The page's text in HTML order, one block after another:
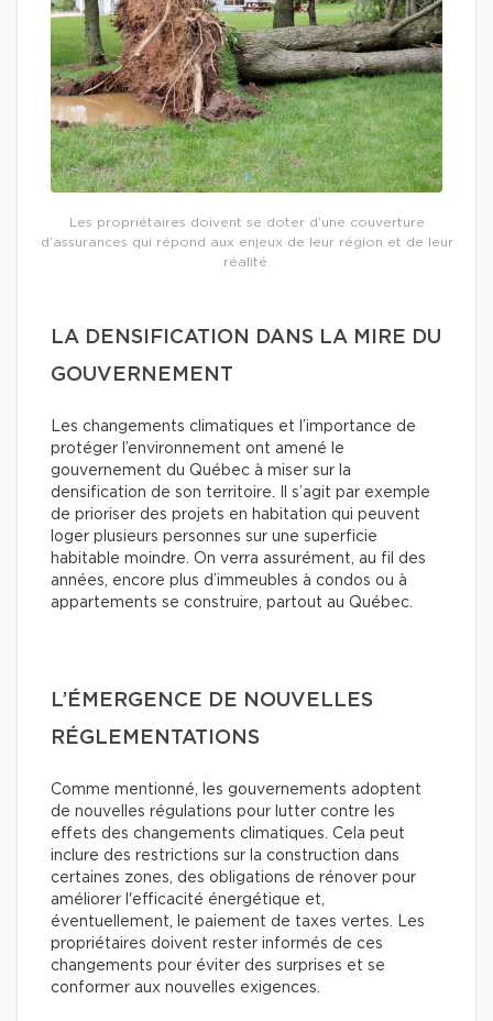
Les propriétaires doivent se doter d’une couverture
d’assurances qui répond aux enjeux de leur région et de leur
réalité.
LA DENSIFICATION DANS LA MIRE DU
GOUVERNEMENT
Les changements climatiques et l’importance de
protéger l’environnement ont amené le
gouvernement du Québec à miser sur la
densification de son territoire. Il s’agit par exemple
de prioriser des projets en habitation qui peuvent
loger plusieurs personnes sur une superficie
habitable moindre. On verra assurément, au fil des
années, encore plus d’immeubles à condos ou à
appartements se construire, partout au Québec.
L’ÉMERGENCE DE NOUVELLES
RÉGLEMENTATIONS
Comme mentionné, les gouvernements adoptent
de nouvelles régulations pour lutter contre les
effets des changements climatiques. Cela peut
inclure des restrictions sur la construction dans
certaines zones, des obligations de rénover pour
améliorer l'efficacité énergétique et,
éventuellement, le paiement de taxes vertes. Les
propriétaires doivent rester informés de ces
changements pour éviter des surprises et se
conformer aux nouvelles exigences.